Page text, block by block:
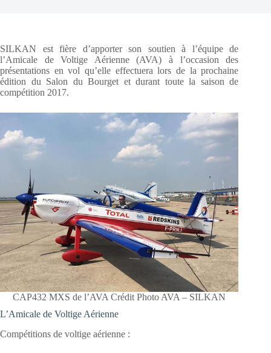
SILKAN est fière d’apporter son soutien à l’équipe de
l’Amicale de Voltige Aérienne (AVA) à l’occasion des
présentations en vol qu’elle effectuera lors de la prochaine
édition du Salon du Bourget et durant toute la saison de
compétition 2017.
CAP432 MXS de l’AVA Crédit Photo AVA – SILKAN
L’Amicale de Voltige Aérienne
Compétitions de voltige aérienne :